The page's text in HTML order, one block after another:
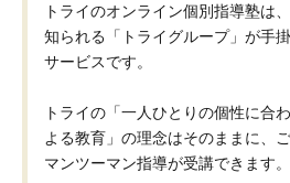
トライのオンライン個別指導塾は
知られる「トライグループ」が手
サービスです。
トライの「一人ひとりの個性に合
よる教育」の理念はそのままに、
マンツーマン指導が受講できます。